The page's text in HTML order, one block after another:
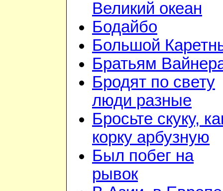
Великий океан
Бодайбо
Большой
Братьям
Бродят по свету
люди разные
Бросьте скуку,
корку арбузную
Был побег на
рывок